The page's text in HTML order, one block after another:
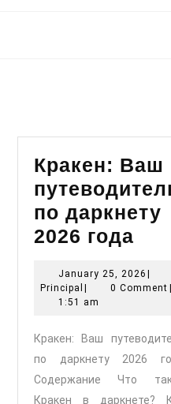
Кракен: Ваш
по даркнету
2026 года
January 25, 2026
25,
|
Principal Principal
| 0 Comment |
1:51 am
Кракен: Ваш
по даркнету 2026
Содержание Что
Кракен в даркнете?